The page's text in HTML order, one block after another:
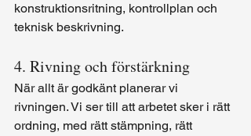
konstruktionsritning, kontrollplan och
teknisk beskrivning.
4. Rivning och förstärkning
När allt är godkänt planerar vi
rivningen. Vi ser till att arbetet sker i rätt
ordning, med rätt stämpning, rätt